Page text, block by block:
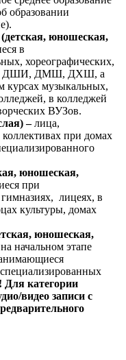
образовании
юношеская,
в
хореографических,
ДШИ, ДМШ, ДХШ, а
курсах музыкальных,
в колледжей
ВУЗов.
–лица,
при домах
юношеская,
при
лицеях, в
культуры, домах
юношеская,
начальном этапе
Для категории
видео записи с